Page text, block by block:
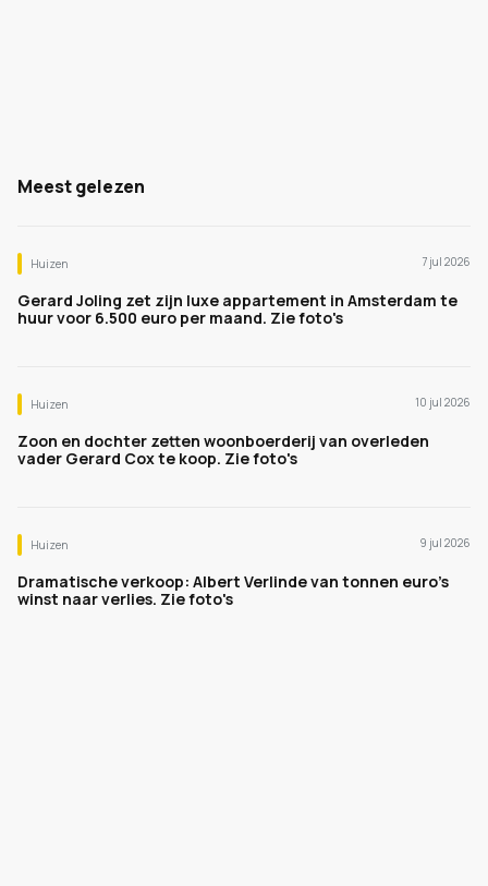
Meest gelezen
Huizen 7 jul 2026
Gerard Joling zet zijn luxe appartement in Amsterdam te
huur voor 6.500 euro per maand. Zie foto's
Huizen 10 jul 2026
Zoon en dochter zetten woonboerderij van overleden
vader Gerard Cox te koop. Zie foto's
Huizen 9 jul 2026
Dramatische verkoop: Albert Verlinde van tonnen euro's
winst naar verlies. Zie foto's